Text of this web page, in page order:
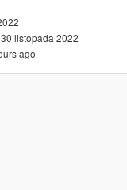
30 listopada 2022
ago